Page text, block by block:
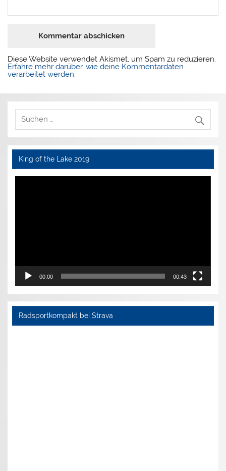
Diese Website verwendet Akismet, um Spam zu reduzieren.
Erfahre mehr darüber, wie deine Kommentardaten
verarbeitet werden.
King of the Lake 2019
Video-
00:00 00:43
Radsportkompakt bei Strava